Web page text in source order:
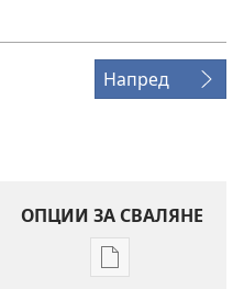
Напред
ОПЦИИ ЗА СВАЛЯНЕ
Опции